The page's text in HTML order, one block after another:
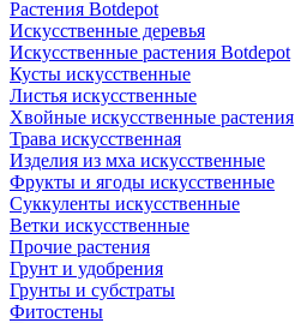
Растения Botdepot
Искусственные деревья
Искусственные растения Botdepot
Кусты искусственные
Листья искусственные
Хвойные искусственные растения
Трава искусственная
Изделия из мха искусственные
Фрукты и ягоды искусственные
Суккуленты искусственные
Ветки искусственные
Прочие растения
Грунт и удобрения
Грунты и субстраты
Фитостены